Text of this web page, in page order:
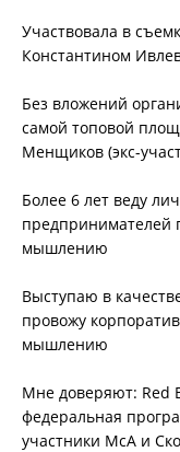
Участвовала в
Константином
Без вложений
самой топовой
Менщиков (экс-
Более 6 лет веду
предпринимателей
мышлению
Выступаю в
провожу
мышлению
Мне доверяют: Red
федеральная
участники МсА и